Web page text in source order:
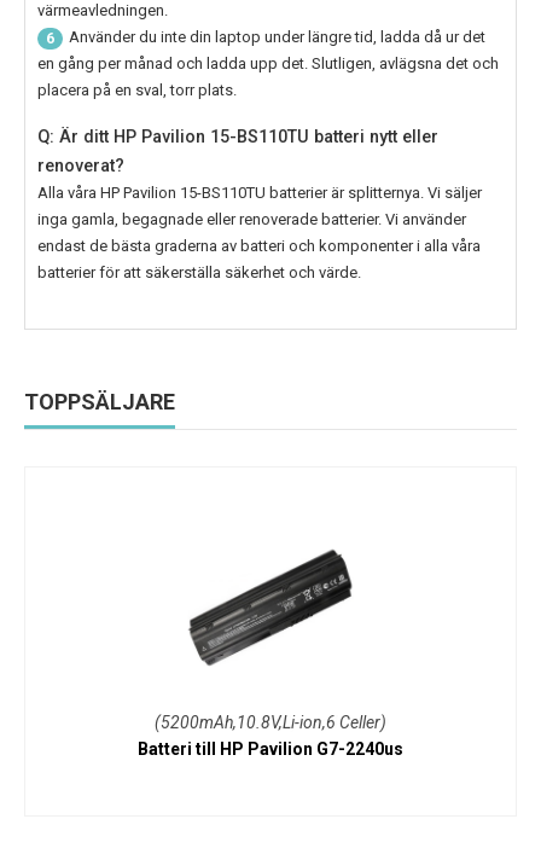
värmeavledningen.
6
Använder du inte din laptop under längre tid, ladda då ur det
en gång per månad och ladda upp det. Slutligen, avlägsna det och
placera på en sval, torr plats.
Q: Är ditt HP Pavilion 15-BS110TU batteri nytt eller
renoverat?
Alla våra HP Pavilion 15-BS110TU batterier är splitternya. Vi säljer
inga gamla, begagnade eller renoverade batterier. Vi använder
endast de bästa graderna av batteri och komponenter i alla våra
batterier för att säkerställa säkerhet och värde.
TOPPSÄLJARE
(5200mAh,10.8V,Li-ion,6 Celler)
Batteri till HP Pavilion G7-2240us